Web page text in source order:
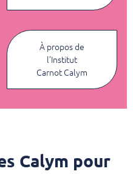
À propos de
l’Institut
Carnot Calym
Calym pour